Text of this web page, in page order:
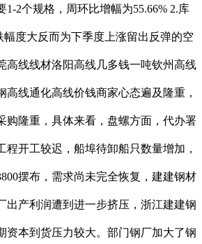
个规格，周环比增幅为55.66% 2.库
幅度大反而为下季度上涨留出反弹的空
高线线材洛阳高线几多钱一吨钦州高线
高线通化高线价钱商家心态遍及隆重，
购隆重，具体来看，盘螺方面，代办署
程开工较迟，船埠待卸船只数量增加，
摆布，需求尚未完全恢复，建建钢材
出产利润遭到进一步挤压，浙江建建钢
资本到货压力较大。部门钢厂加大了钢